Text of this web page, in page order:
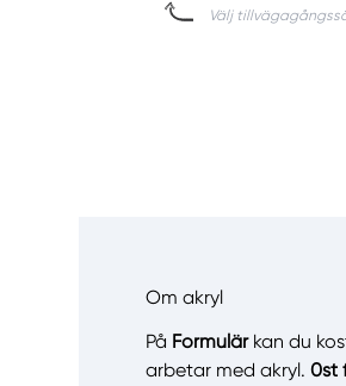
Om akryl
På Formulärkan du
arbetar med akryl. 0st